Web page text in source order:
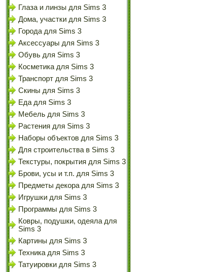
Глаза и линзы для Sims 3
Дома, участки для Sims 3
Города для Sims 3
Аксессуары для Sims 3
Обувь для Sims 3
Косметика для Sims 3
Транспорт для Sims 3
Скины для Sims 3
Еда для Sims 3
Мебель для Sims 3
Растения для Sims 3
Наборы объектов для Sims 3
Для строительства в Sims 3
Текстуры, покрытия для Sims 3
Брови, усы и т.п. для Sims 3
Предметы декора для Sims 3
Игрушки для Sims 3
Программы для Sims 3
Ковры, подушки, одеяла для
Sims 3
Картины для Sims 3
Техника для Sims 3
Татуировки для Sims 3